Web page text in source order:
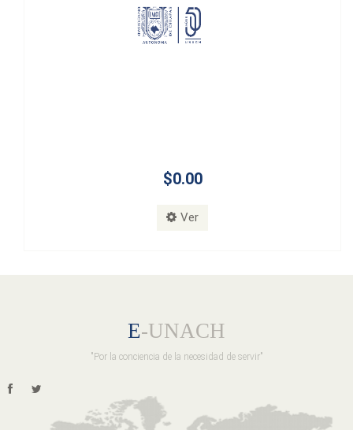
$0.00
Ver
E-UNACH
"Por la conciencia de la necesidad de servir"